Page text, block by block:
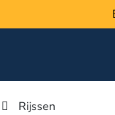
Rijssen